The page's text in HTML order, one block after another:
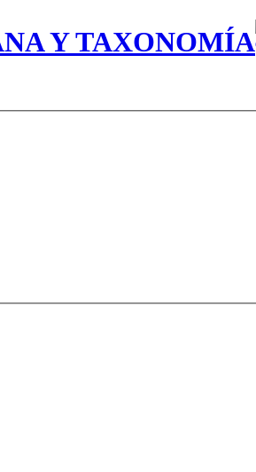
Y TAXONOMÍA